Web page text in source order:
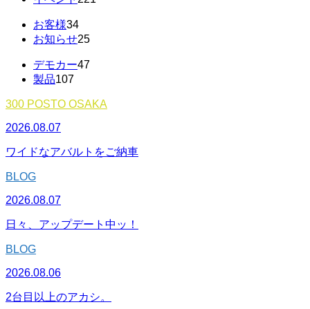
お客様34
お知らせ25
デモカー47
製品107
300 POSTO OSAKA
2026.08.07
ワイドなアバルトをご納車
BLOG
2026.08.07
日々、アップデート中ッ！
BLOG
2026.08.06
2台目以上のアカシ。